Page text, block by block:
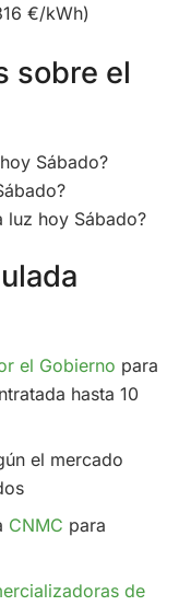
€/kWh)
sobre el
Sábado?
luz hoy Sábado?
el Gobierno para
hasta 10
el mercado
CNMC para
de